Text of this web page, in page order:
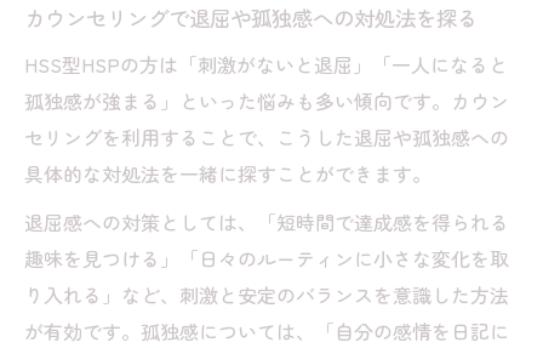
カウンセリングで退屈や孤独感への対処法を探る
HSS型HSPの方は「刺激がないと退屈」「一人になると
孤独感が強まる」といった悩みも多い傾向です。カウン
セリングを利用することで、こうした退屈や孤独感への
具体的な対処法を一緒に探すことができます。
退屈感への対策としては、「短時間で達成感を得られる
趣味を見つける」「日々のルーティンに小さな変化を取
り入れる」など、刺激と安定のバランスを意識した方法
が有効です。孤独感については、「自分の感情を日記に